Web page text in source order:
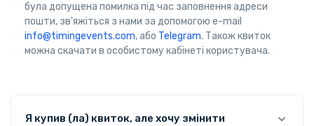
була допущена помилка під час заповнення адреси
пошти, зв'яжіться з нами за допомогою e-mail
info@timingevents.com, або Telegram. Також квиток
можна скачати в особистому кабінеті користувача.
Я купив (ла) квиток, але хочу змінити